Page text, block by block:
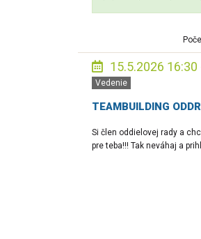
15.5.2026
Vedenie
TEAMBUILDING ODDR
Si člen oddielovej rady a
pre teba!!! Tak neváhaj a